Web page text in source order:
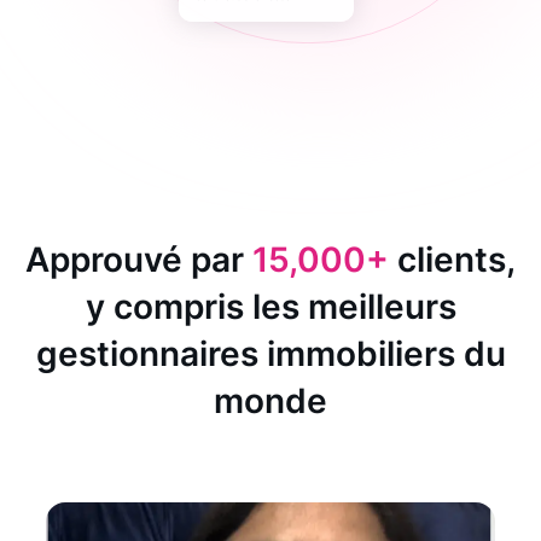
Approuvé par 15,000+ clients,
y compris les meilleurs
gestionnaires immobiliers du
monde